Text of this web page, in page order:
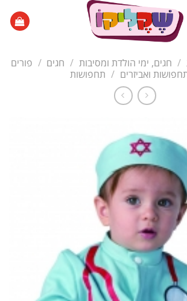
/ חגים, ימי הולדת ומסיבות / חגים / פורים
ואביזרים / תחפושות